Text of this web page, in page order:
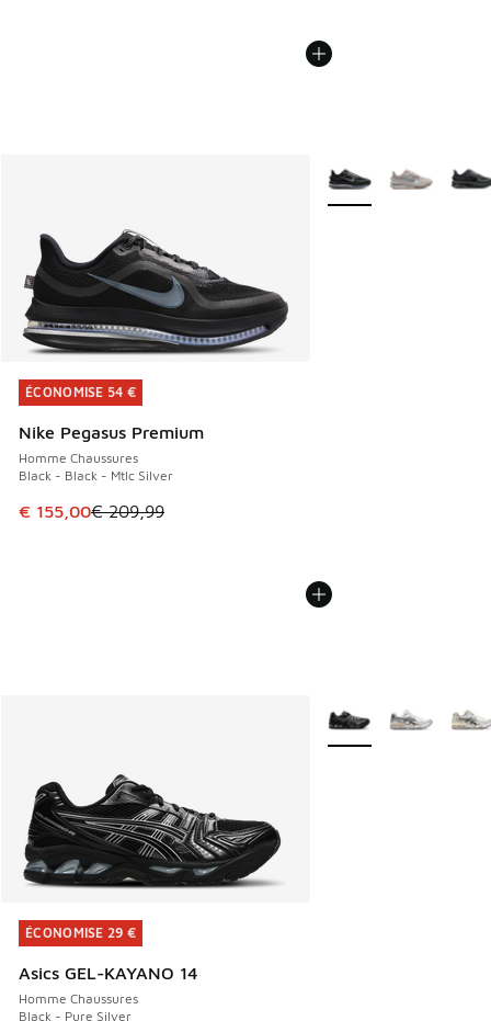
ÉCONOMISE 54 €
Nike Pegasus Premium
Homme Chaussures
Black - Black - Mtlc Silver
Cet article est en promotion. Prix en baisse de € 209,99 à
€ 155,00€ 209,99
ÉCONOMISE 54 €
Plus de couleurs
ÉCONOMISE 29 €
Asics GEL-KAYANO 14
Homme Chaussures
Black - Pure Silver
ÉCONOMISE 29 €
Plus de couleurs